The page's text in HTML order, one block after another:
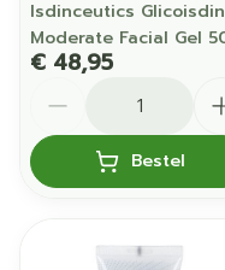
Isdinceutics
Moderate Facial Gel
€ 48,95
Bestel